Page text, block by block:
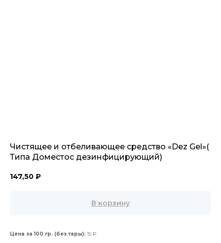
Чистящее и отбеливающее средство «Dez Gel»(
Типа Доместос дезинфицирующий)
147,50 ₽
В корзину
Цена за 100 гр. (без тары): 15 ₽